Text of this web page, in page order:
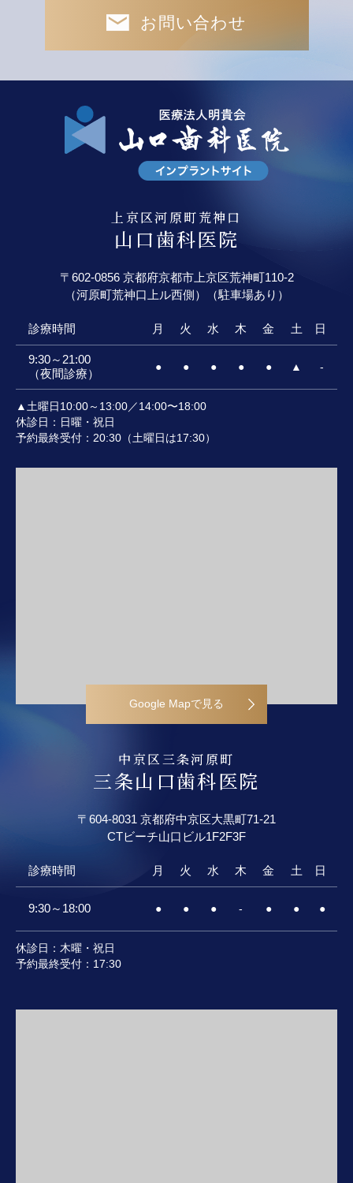
お問い合わせ
上京区河原町荒神口
山口歯科医院
〒602-0856 京都府京都市上京区荒神町110-2
（河原町荒神口上ル西側）（駐車場あり）
診療時間 月 火 水 木 金 土 日
9:30～21:00
（夜間診療）
● ● ● ● ● ▲ -
▲土曜日10:00～13:00／14:00〜18:00
休診日：日曜・祝日
予約最終受付：20:30（土曜日は17:30）
Google Mapで見る
中京区三条河原町
三条山口歯科医院
〒604-8031 京都府中京区大黒町71-21
CTビーチ山口ビル1F2F3F
診療時間 月 火 水 木 金 土 日
9:30～18:00 ● ● ● - ● ● ●
休診日：木曜・祝日
予約最終受付：17:30